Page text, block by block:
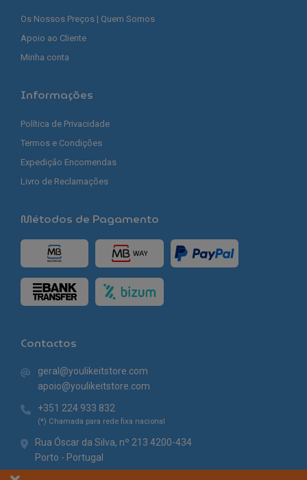
Os Nossos Preços | Quem Somos
Apoio ao Cliente
Minha conta
Informações
Política de Privacidade
Termos e Condições
Expedição Encomendas
Livro de Reclamações
Métodos de Pagamento
Contactos
geral@youlikeitstore.com
apoio@youlikeitstore.com
+351 224 933 832
(*) Chamada para rede fixa nacional
Rua Óscar da Silva, nº 213 4200-434
Porto - Portugal